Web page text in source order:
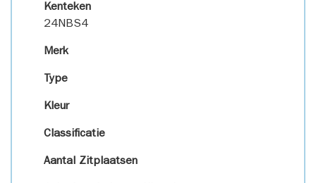
Kenteken
24NBS4
Merk
Type
Kleur
Classificatie
Aantal Zitplaatsen